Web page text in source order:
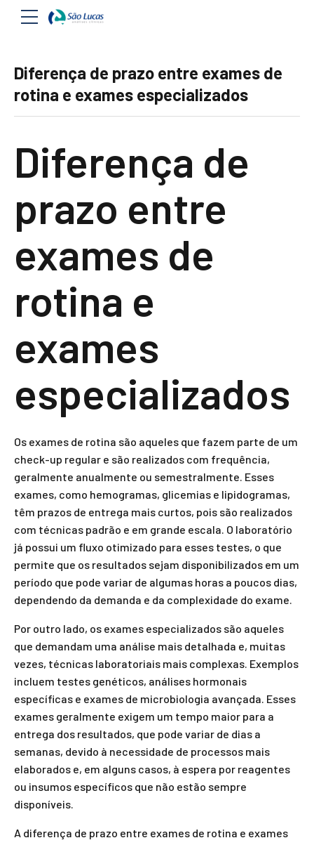
Diferença de prazo entre exames de
rotina e exames especializados
Diferença de
prazo entre
exames de
rotina e
exames
especializados
Os exames de rotina são aqueles que fazem parte de um
check-up regular e são realizados com frequência,
geralmente anualmente ou semestralmente. Esses
exames, como hemogramas, glicemias e lipidogramas,
têm prazos de entrega mais curtos, pois são realizados
com técnicas padrão e em grande escala. O laboratório
já possui um fluxo otimizado para esses testes, o que
permite que os resultados sejam disponibilizados em um
período que pode variar de algumas horas a poucos dias,
dependendo da demanda e da complexidade do exame.
Por outro lado, os exames especializados são aqueles
que demandam uma análise mais detalhada e, muitas
vezes, técnicas laboratoriais mais complexas. Exemplos
incluem testes genéticos, análises hormonais
específicas e exames de microbiologia avançada. Esses
exames geralmente exigem um tempo maior para a
entrega dos resultados, que pode variar de dias a
semanas, devido à necessidade de processos mais
elaborados e, em alguns casos, à espera por reagentes
ou insumos específicos que não estão sempre
disponíveis.
A diferença de prazo entre exames de rotina e exames